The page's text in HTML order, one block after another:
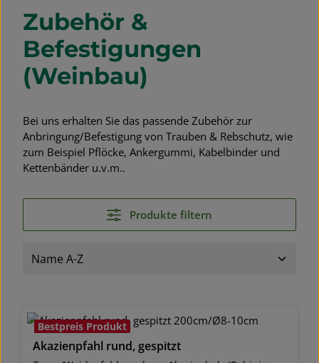
Zubehör &
Befestigungen
(Weinbau)
Bei uns erhalten Sie das passende Zubehör zur
Anbringung/Befestigung von Trauben & Rebschutz, wie
zum Beispiel Pflöcke, Ankergummi, Kabelbinder und
Kettenbänder u.v.m..
Produkte filtern
Bestpreis Produkt
Akazienpfahl rund, gespitzt